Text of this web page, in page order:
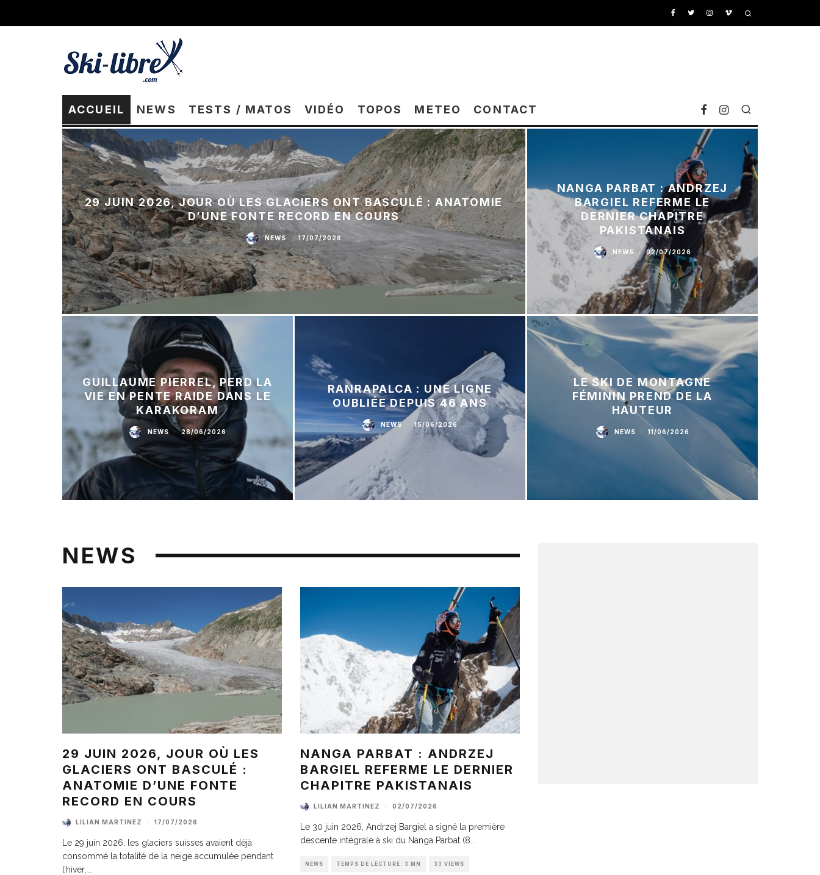
ACCUEIL NEWS TESTS / MATOS VIDÉO TOPOS METEO CONTACT
29 JUIN 2026, JOUR OÙ LES GLACIERS ONT BASCULÉ : ANATOMIE
D’UNE FONTE RECORD EN COURS
NEWS · 17/07/2026
NANGA PARBAT : ANDRZEJ
BARGIEL REFERME LE
DERNIER CHAPITRE
PAKISTANAIS
NEWS · 02/07/2026
GUILLAUME PIERREL, PERD LA
VIE EN PENTE RAIDE DANS LE
KARAKORAM
NEWS · 28/06/2026
RANRAPALCA : UNE LIGNE
OUBLIÉE DEPUIS 46 ANS
NEWS · 15/06/2026
LE SKI DE MONTAGNE
FÉMININ PREND DE LA
HAUTEUR
NEWS · 11/06/2026
NEWS
29 JUIN 2026, JOUR OÙ LES
GLACIERS ONT BASCULÉ :
ANATOMIE D’UNE FONTE
RECORD EN COURS
LILIAN MARTINEZ · 17/07/2026
Le 29 juin 2026, les glaciers suisses avaient déjà
consommé la totalité de la neige accumulée pendant
l’hiver,
NANGA PARBAT : ANDRZEJ
BARGIEL REFERME LE DERNIER
CHAPITRE PAKISTANAIS
LILIAN MARTINEZ · 02/07/2026
Le 30 juin 2026, Andrzej Bargiel a signé la première
descente intégrale à ski du Nanga Parbat (8
NEWS TEMPS DE LECTURE: 3 MN 33 VIEWS